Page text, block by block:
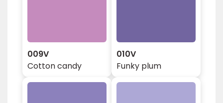
009V
Cotton candy
010V
Funky plum